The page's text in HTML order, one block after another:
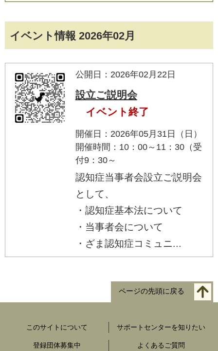
イベント情報 2026年02月
公開日：2026年02月22日
設立ご説明会
イベント終了
開催日：2026年05月31日（日）
開催時間：10：00～11：30（受
付9：30～
認知症当事者会設立ご説明会
として、
・認知症基本法について
・当事者会について
・ざま認知症コミュニ...
ページの先頭に戻る
このサイトについて サポートセンターを知りたい
登録団体募集中 よくあるご質問